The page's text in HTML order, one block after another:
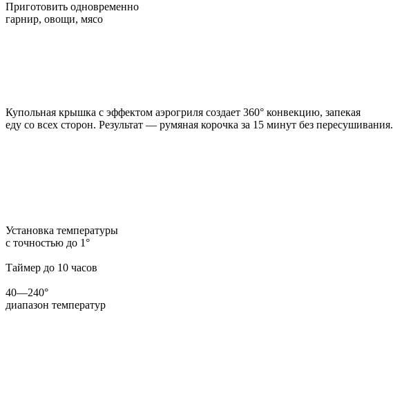
Приготовить одновременно
гарнир, овощи, мясо
Купольная крышка с эффектом аэрогриля создает 360° конвекцию, запекая
еду со всех сторон. Результат — румяная корочка за 15 минут без пересушивания.
Установка температуры
с точностью до 1°
Таймер до 10 часов
40—240°
диапазон температур